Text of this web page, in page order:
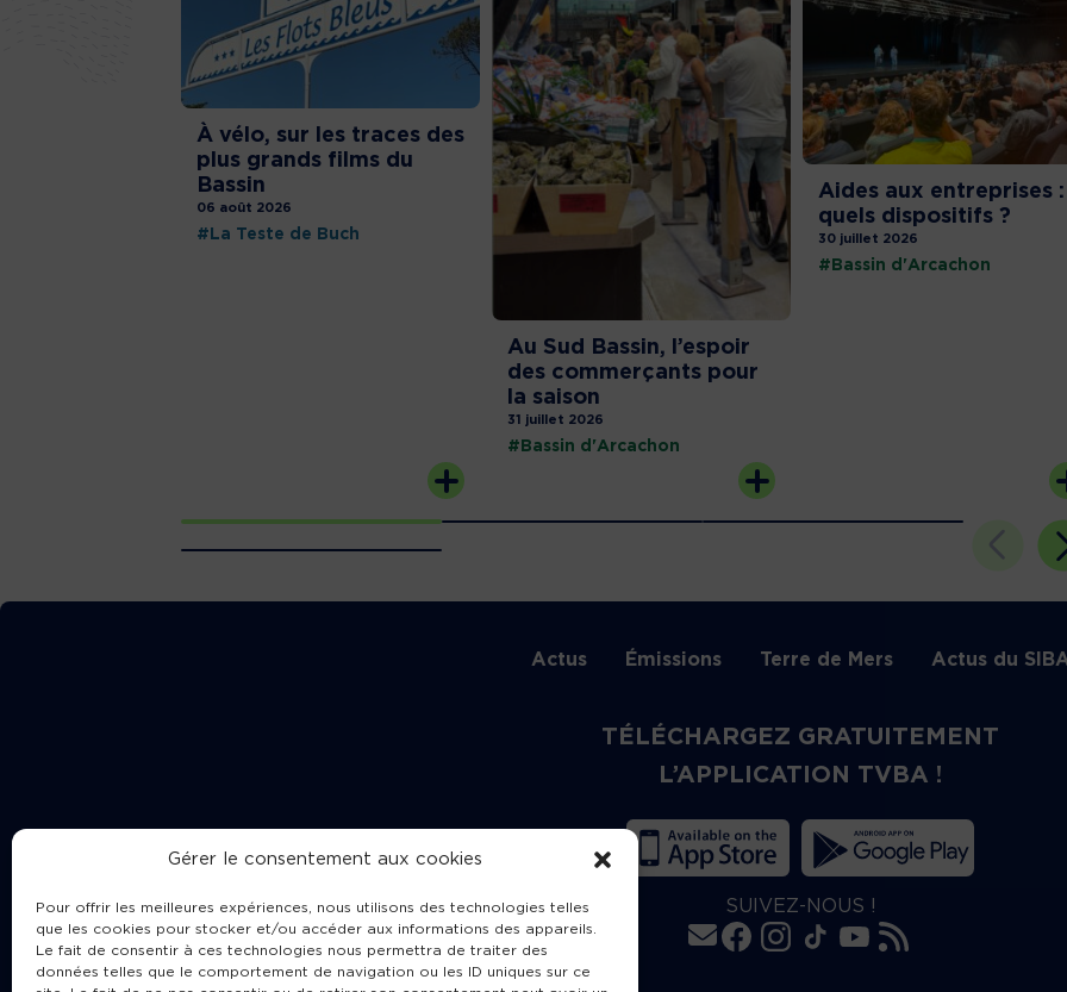
Gérer le consentement aux cookies
Pour offrir les meilleures expériences, nous utilisons des technologies telles
que les cookies pour stocker et/ou accéder aux informations des appareils.
Le fait de consentir à ces technologies nous permettra de traiter des
données telles que le comportement de navigation ou les ID uniques sur ce
À vélo, sur les traces des
plus grands films du
Bassin
06 août 2026
#La Teste de Buch
Au Sud Bassin, l’espoir
des commerçants pour
la saison
31 juillet 2026
#Bassin d'Arcachon
Aides aux entreprises :
quels dispositifs ?
30 juillet 2026
#Bassin d'Arcachon
Actus Émissions Terre de Mers Actus du
TÉLÉCHARGEZ GRATUITEMENT
L’APPLICATION TVBA !
SUIVEZ-NOUS !